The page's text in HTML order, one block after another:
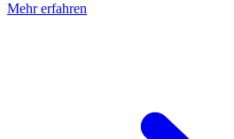
Mehr erfahren